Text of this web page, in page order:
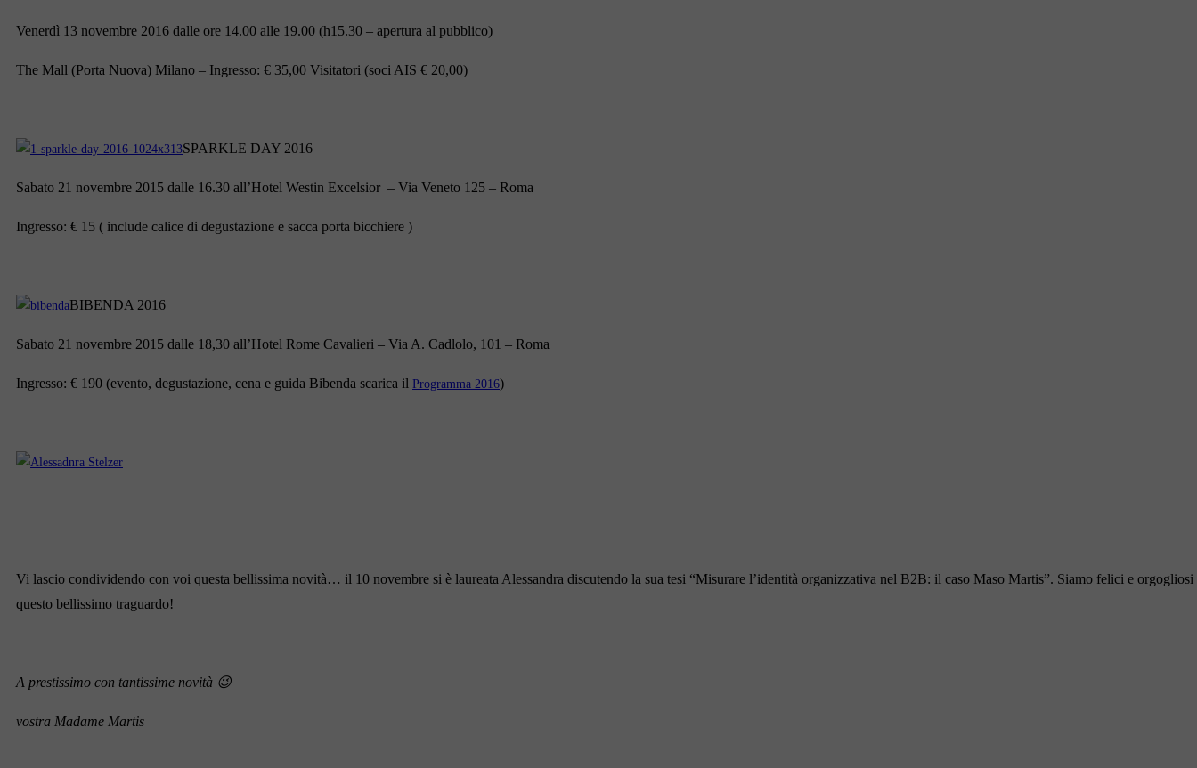
Venerdì 13 novembre 2016 dalle ore 14.00 alle 19.00 (h15.30 – apertura al pubblico)
The Mall (Porta Nuova) Milano – Ingresso: € 35,00 Visitatori (soci AIS € 20,00)
SPARKLE DAY 2016
Sabato 21 novembre 2015 dalle 16.30 all’Hotel Westin Excelsior – Via Veneto 125 – Roma
Ingresso: € 15 ( include calice di degustazione e sacca porta bicchiere )
BIBENDA 2016
Sabato 21 novembre 2015 dalle 18,30 all’Hotel Rome Cavalieri – Via A. Cadlolo, 101 – Roma
Ingresso: € 190 (evento, degustazione, cena e guida Bibenda scarica il Programma 2016)
Vi lascio condividendo con voi questa bellissima novità… il 10 novembre si è laureata Alessandra discutendo la sua tesi “Misurare l’identità organizzativa nel B2B: il caso Maso Martis”. Siamo felici e orgogliosi
questo bellissimo traguardo!
A prestissimo con tantissime novità 😉
vostra Madame Martis